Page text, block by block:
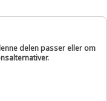
delen passer eller om